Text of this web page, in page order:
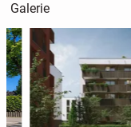
Galerie